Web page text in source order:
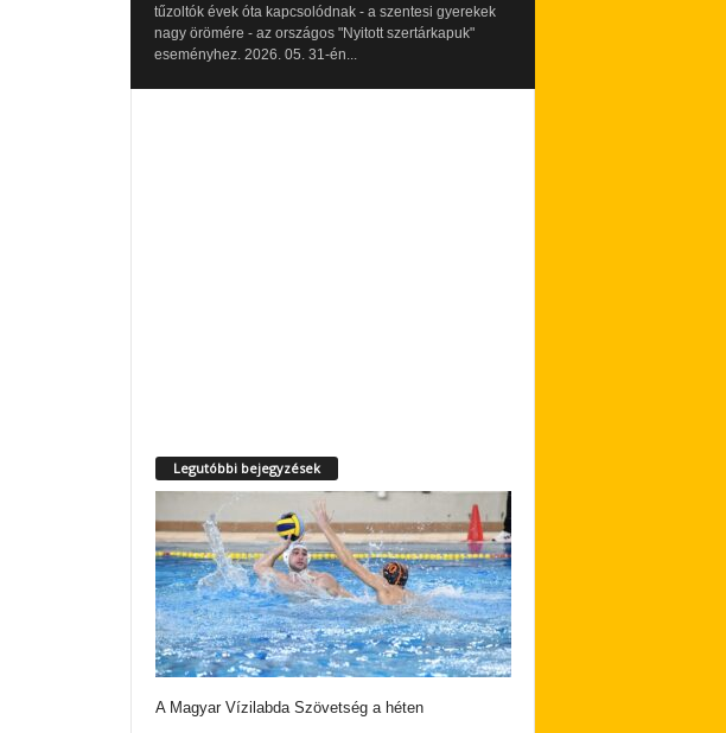
tűzoltók évek óta kapcsolódnak - a szentesi gyerekek
nagy örömére - az országos "Nyitott szertárkapuk"
eseményhez. 2026. 05. 31-én...
Legutóbbi bejegyzések
A Magyar Vízilabda Szövetség a héten